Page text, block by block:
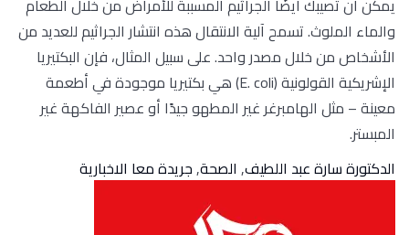
والماء الملوث. تسمح آلية الانتقال هذه انتشار الجراثيم للعديد من
الأشخاص من خلال مصدر واحد. على سبيل المثال، فإن البكتيريا
الإشريكية القولونية (E. coli) هي بكتيريا موجودة في أطعمة
معينة – مثل الهامبرغر غير المطهو جيدًا أو عصير الفاكهة غير
المبستر.
الدكتورة سارة عبد اللطيف, الصحة,جريدة معا الاخبارية